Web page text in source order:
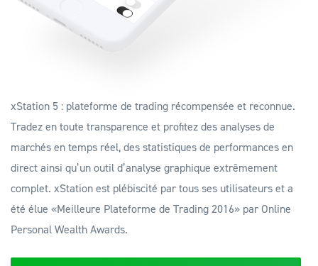
xStation 5 : plateforme de trading récompensée et reconnue.
Tradez en toute transparence et profitez des analyses de
marchés en temps réel, des statistiques de performances en
direct ainsi qu’un outil d’analyse graphique extrêmement
complet. xStation est plébiscité par tous ses utilisateurs et a
été élue «Meilleure Plateforme de Trading 2016» par Online
Personal Wealth Awards.